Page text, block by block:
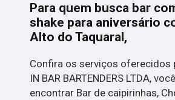
Para quem busca bar
shake para aniversário
Alto do Taquaral,
Confira os serviços oferecidos
IN BAR BARTENDERS LTDA,
encontrar Bar de caipirinhas,